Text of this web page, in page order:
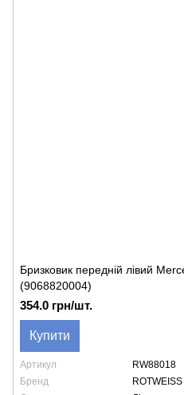
Бризковик передній лівий
(9068820004)
354.0 грн/шт.
Купити
Артикул
RW88018
Бренд
ROTWEISS